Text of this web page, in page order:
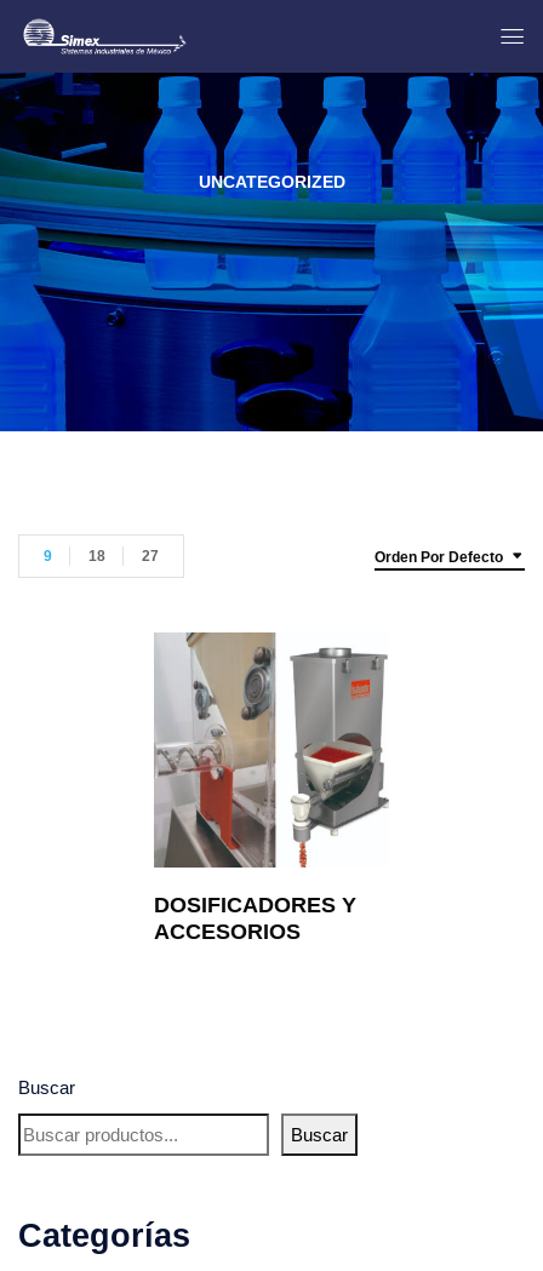
UNCATEGORIZED
Buscar
Buscar
Categorías
Orden Por Defecto
9 18 27
DOSIFICADORES Y
ACCESORIOS